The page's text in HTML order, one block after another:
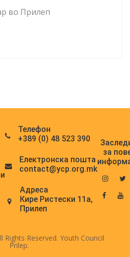
во Прилеп
Телефон
+389 (0) 48 523 390
Електронска поштa
contact@ycp.org.mk
Адреса
Кире Ристески 11а,
Прилеп
за
Rights Reserved. Youth Council
Prilep.